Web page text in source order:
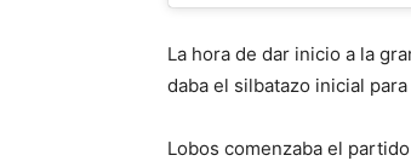
La hora de dar inicio a la
daba el silbatazo inicial
Lobos comenzaba el